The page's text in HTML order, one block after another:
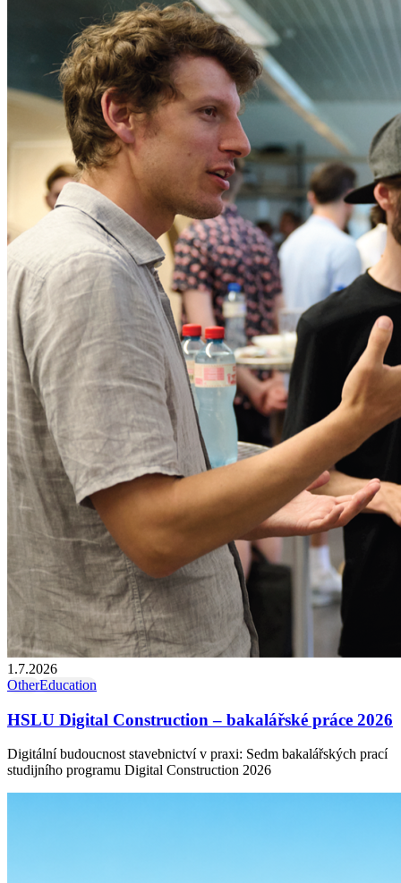
1.7.2026
OtherEducation
HSLU Digital Construction – bakalářské práce 2026
Digitální budoucnost stavebnictví v praxi: Sedm bakalářských prací
studijního programu Digital Construction 2026